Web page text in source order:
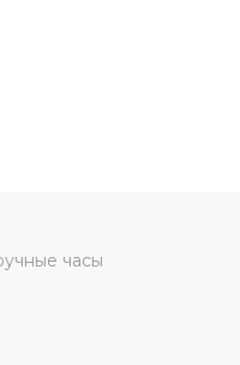
часы